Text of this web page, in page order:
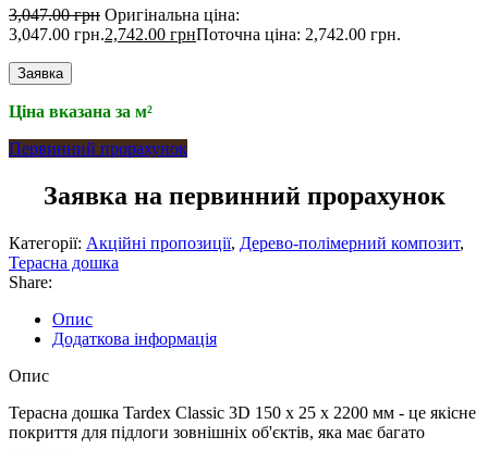
3,047.00грн Оригінальна ціна:
3,047.00 грн.2,742.00 грнПоточна ціна: 2,742.00 грн.
Заявка
Ціна вказана за м²
Первинний прорахунок
Заявка на первинний прорахунок
Категорії: Акційні пропозиції, Дерево-полімерний композит,
Терасна дошка
Share:
Опис
Додаткова інформація
Опис
Терасна дошка Tardex Classic 3D 150 х 25 х 2200 мм - це якісне
покриття для підлоги зовнішніх об'єктів, яка має багато